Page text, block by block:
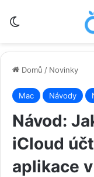
Domů / Novinky
Mac Návody
Návod:
iCloud
aplikace